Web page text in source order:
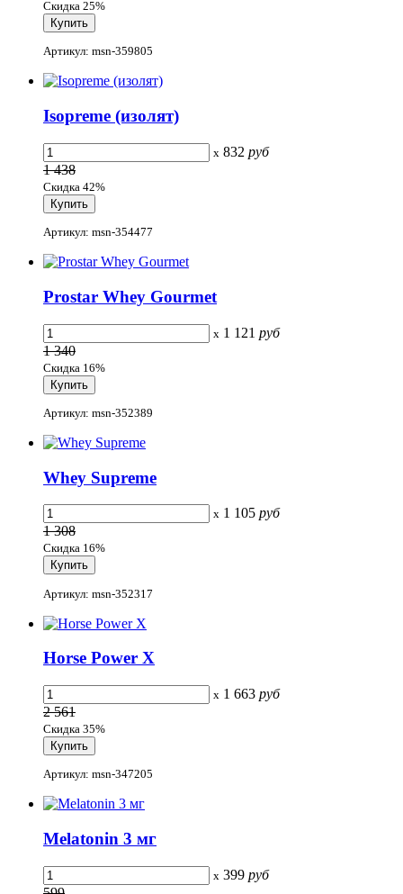
Скидка 25%
Артикул: msn-359805
Isopreme (изолят)
x 832 руб
1 438
Скидка 42%
Артикул: msn-354477
Prostar Whey Gourmet
x 1 121 руб
1 340
Скидка 16%
Артикул: msn-352389
Whey Supreme
x 1 105 руб
1 308
Скидка 16%
Артикул: msn-352317
Horse Power X
x 1 663 руб
2 561
Скидка 35%
Артикул: msn-347205
Melatonin 3 мг
x 399 руб